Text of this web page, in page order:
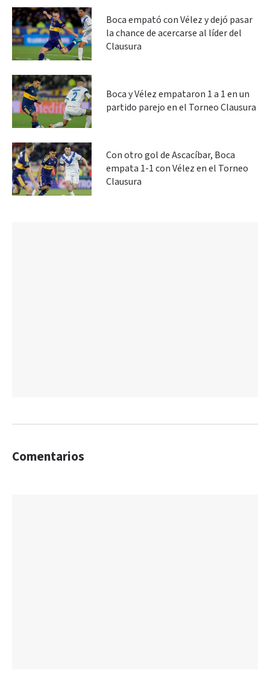
Boca empató con Vélez y dejó pasar
la chance de acercarse al líder del
Clausura
Boca y Vélez empataron 1 a 1 en un
partido parejo en el Torneo Clausura
Con otro gol de Ascacíbar, Boca
empata 1-1 con Vélez en el Torneo
Clausura
Comentarios